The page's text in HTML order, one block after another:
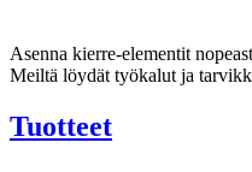
Asenna kierre-elementit
Meiltä löydät työkalut ja
Tuotteet